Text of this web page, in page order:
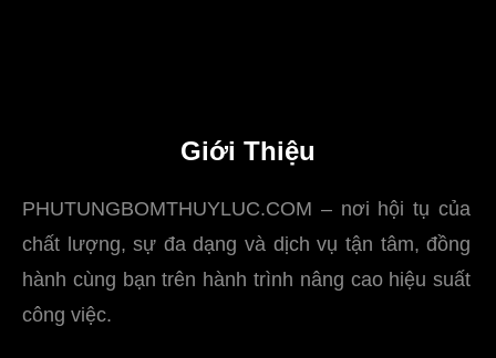
Giới Thiệu
PHUTUNGBOMTHUYLUC.COM – nơi hội tụ của
chất lượng, sự đa dạng và dịch vụ tận tâm, đồng
hành cùng bạn trên hành trình nâng cao hiệu suất
công việc.